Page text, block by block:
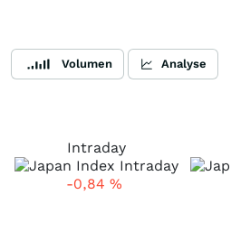
Volumen Analyse
Intraday
-0,84 %